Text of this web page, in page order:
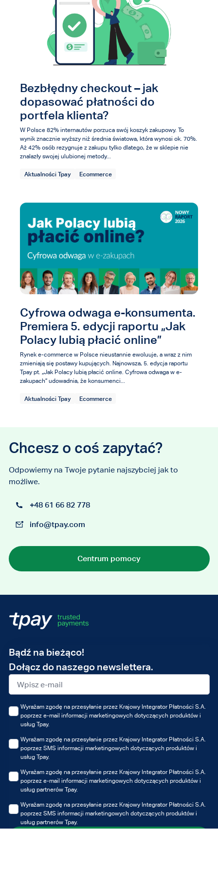
Bezbłędny checkout – jak
dopasować płatności do
portfela klienta?
W Polsce 82% internautów porzuca swój koszyk zakupowy. To
wynik znacznie wyższy niż średnia światowa, która wynosi ok. 70%.
Aż 42% osób rezygnuje z zakupu tylko dlatego, że w sklepie nie
znalazły swojej ulubionej metody...
Aktualności Tpay Ecommerce
Cyfrowa odwaga e-konsumenta.
Premiera 5. edycji raportu „Jak
Polacy lubią płacić online”
Rynek e-commerce w Polsce nieustannie ewoluuje, a wraz z nim
zmieniają się postawy kupujących. Najnowsza, 5. edycja raportu
Tpay pt. „Jak Polacy lubią płacić online. Cyfrowa odwaga w e-
zakupach” udowadnia, że konsumenci...
Aktualności Tpay Ecommerce
Chcesz o coś zapytać?
Odpowiemy na Twoje pytanie najszybciej jak to
możliwe.
+48 61 66 82 778
info@tpay.com
Centrum pomocy
Bądź na bieżąco!
Dołącz do naszego newslettera.
Adres
e-
mail
Wyrażam zgodę na przesyłanie przez Krajowy Integrator Płatności S.A.
poprzez e-mail informacji marketingowych dotyczących produktów i
usług Tpay.
Wyrażam zgodę na przesyłanie przez Krajowy Integrator Płatności S.A.
poprzez SMS informacji marketingowych dotyczących produktów i
usług Tpay.
Wyrażam zgodę na przesyłanie przez Krajowy Integrator Płatności S.A.
poprzez e-mail informacji marketingowych dotyczących produktów i
usług partnerów Tpay.
Wyrażam zgodę na przesyłanie przez Krajowy Integrator Płatności S.A.
poprzez SMS informacji marketingowych dotyczących produktów i
usług partnerów Tpay.